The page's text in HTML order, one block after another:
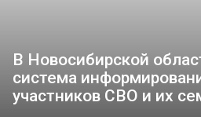
В Новосибирской
система
участников СВО и их